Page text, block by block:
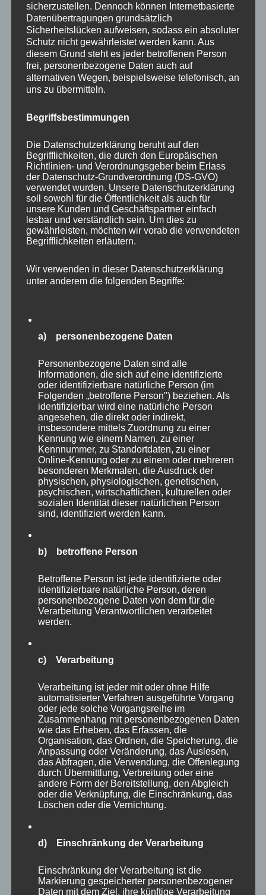
Autor
adminmp
Veröffentlicht
22. September 2025
Erfolg ,erster Schritt,Selbstreflexion,Veränderung
Zufriedenheit
Schreibe einen Kommentarzu
Erster
Schritt
Begegnungen
Begegnungen gibt es nicht nur mit Menschen
Ich vermute, dass Martin Buber bei seinem
Zitat allen voran auf die Begegnungen von
Menschen miteinander abzielte. Doch es gibt
auch andere Begegnungen voller Leben, voller
Besonderheit und für mich vor allem voller
Manchmal sind es die stillen Stunden im
Morgengrauen oder die Stunden der
abendlichen Dämmerung, in denen ich mich
auf diese Begegnungen einlasse. Als
Naturfotograf habe ich gelernt, dass jedes
wirkliche Leben, wie es Martin Buber
beschreibt, im Moment der Begegnung
Rehe, diese scheuen Wächter des Waldes,
öffnet eine Tür in eine Welt, die nur dem
geduldig Lauschenden, dem achtsam Sehenden
offenbart wird. Es sind Momente voller Ruhe
und Achtsamkeit.
Der Augenblick, in dem ich ein sanftes
Schnauben höre, die gespitzten Ohren
wahrnehme, ist mehr als eine flüchtige
Beobachtung: Es ist ein Dialog, still und voller
anderen Wesens, und meine Kamera wird zum
Vermittler zwischen zwei Welten. In dieser Zeit
sicherzustellen. Dennoch können Internetbasierte
Datenübertragungen grundsätzlich
Sicherheitslücken aufweisen, sodass ein absoluter
Schutz nicht gewährleistet werden kann. Aus
diesem Grund steht es jeder betroffenen Person
frei, personenbezogene Daten auch auf
alternativen Wegen, beispielsweise telefonisch, an
uns zu übermitteln.
Begriffsbestimmungen
Die Datenschutzerklärung beruht auf den
Begrifflichkeiten, die durch den Europäischen
Richtlinien- und Verordnungsgeber beim Erlass
der Datenschutz-Grundverordnung (DS-GVO)
verwendet wurden. Unsere Datenschutzerklärung
soll sowohl für die Öffentlichkeit als auch für
unsere Kunden und Geschäftspartner einfach
lesbar und verständlich sein. Um dies zu
gewährleisten, möchten wir vorab die verwendeten
Begrifflichkeiten erläutern.
Wir verwenden in dieser Datenschutzerklärung
unter anderem die folgenden Begriffe:
a) personenbezogene Daten
Personenbezogene Daten sind alle
Informationen, die sich auf eine identifizierte
oder identifizierbare natürliche Person (im
Folgenden „betroffene Person") beziehen. Als
identifizierbar wird eine natürliche Person
angesehen, die direkt oder indirekt,
insbesondere mittels Zuordnung zu einer
Kennung wie einem Namen, zu einer
Kennnummer, zu Standortdaten, zu einer
Online-Kennung oder zu einem oder mehreren
besonderen Merkmalen, die Ausdruck der
physischen, physiologischen, genetischen,
psychischen, wirtschaftlichen, kulturellen oder
sozialen Identität dieser natürlichen Person
sind, identifiziert werden kann.
b) betroffene Person
Betroffene Person ist jede identifizierte oder
identifizierbare natürliche Person, deren
personenbezogene Daten von dem für die
Verarbeitung Verantwortlichen verarbeitet
werden.
c) Verarbeitung
Verarbeitung ist jeder mit oder ohne Hilfe
automatisierter Verfahren ausgeführte Vorgang
oder jede solche Vorgangsreihe im
Zusammenhang mit personenbezogenen Daten
wie das Erheben, das Erfassen, die
Organisation, das Ordnen, die Speicherung, die
Anpassung oder Veränderung, das Auslesen,
das Abfragen, die Verwendung, die Offenlegung
durch Übermittlung, Verbreitung oder eine
andere Form der Bereitstellung, den Abgleich
oder die Verknüpfung, die Einschränkung, das
Löschen oder die Vernichtung.
d) Einschränkung der Verarbeitung
Einschränkung der Verarbeitung ist die
Markierung gespeicherter personenbezogener
Daten mit dem Ziel, ihre künftige Verarbeitung